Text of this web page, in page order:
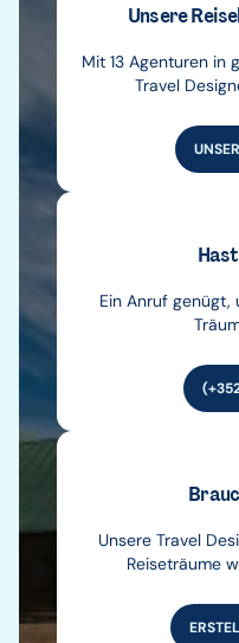
Unsere
Mit 13 Agenturen in
Travel
Ein Anruf
Unsere Travel
Reiseträume